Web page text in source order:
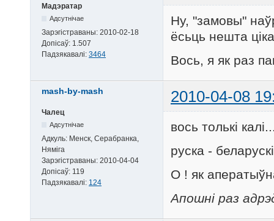
Мадэратар
Адсутнічае
Зарэгістраваны: 2010-02-18
Допісаў: 1.507
Падзякавалі: 3464
Ну, "замовы"
ёсьць нешта
Вось, я як раз
mash-by-mash 2010-04-08
Чалец
Адсутнічае
Адкуль: Менск, Серабранка,
Няміга
Зарэгістраваны: 2010-04-04
Допісаў: 119
Падзякавалі: 124
вось толькі
руска -
О ! як
Апошні раз